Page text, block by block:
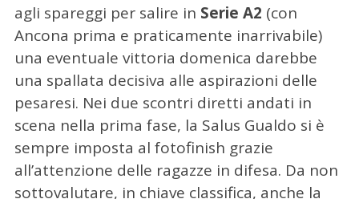
agli spareggi per salire in Serie A2 (con
Ancona prima e praticamente inarrivabile)
una eventuale vittoria domenica darebbe
una spallata decisiva alle aspirazioni delle
pesaresi. Nei due scontri diretti andati in
scena nella prima fase, la Salus Gualdo si è
sempre imposta al fotofinish grazie
all’attenzione delle ragazze in difesa. Da non
sottovalutare, in chiave classifica, anche la